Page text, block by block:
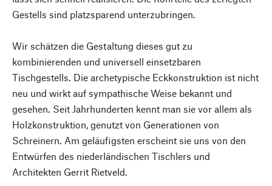
Gestells sind platzsparend unterzubringen.
Wir schätzen die Gestaltung dieses gut zu
kombinierenden und universell einsetzbaren
Tischgestells. Die archetypische Eckkonstruktion ist nicht
neu und wirkt auf sympathische Weise bekannt und
gesehen. Seit Jahrhunderten kennt man sie vor allem als
Holzkonstruktion, genutzt von Generationen von
Schreinern. Am geläufigsten erscheint sie uns von den
Entwürfen des niederländischen Tischlers und
Architekten Gerrit Rietveld.